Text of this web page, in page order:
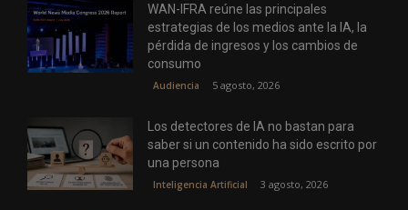
WAN-IFRA reúne las principales
estrategias de los medios ante la IA, la
pérdida de ingresos y los cambios de
consumo
Audiencia 5 agosto, 2026
Los detectores de IA no bastan para
saber si un contenido ha sido escrito por
una persona
Inteligencia Artificial 3 agosto, 2026